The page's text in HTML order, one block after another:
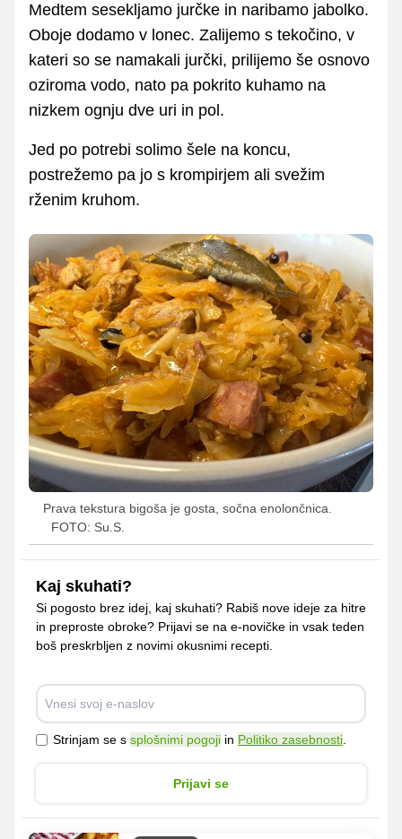
Medtem sesekljamo jurčke in naribamo jabolko.
Oboje dodamo v lonec. Zalijemo s tekočino, v
kateri so se namakali jurčki, prilijemo še osnovo
oziroma vodo, nato pa pokrito kuhamo na
nizkem ognju dve uri in pol.
Jed po potrebi solimo šele na koncu,
postrežemo pa jo s krompirjem ali svežim
rženim kruhom.
Prava tekstura bigoša je gosta, sočna enolončnica.
FOTO: Su.S.
Kaj skuhati?
Si pogosto brez idej, kaj skuhati? Rabiš nove ideje za hitre
in preproste obroke? Prijavi se na e-novičke in vsak teden
boš preskrbljen z novimi okusnimi recepti.
Strinjam se s splošnimi pogoji in Politiko zasebnosti.
Prijavi se